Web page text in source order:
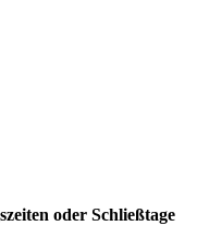
oder Schließtage